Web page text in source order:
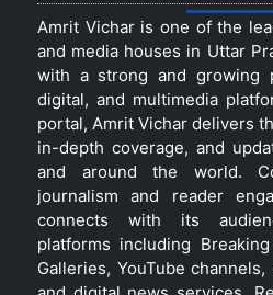
Amrit Vichar is one of the
and media houses in Uttar
with a strong and growing
digital, and multimedia
portal, Amrit Vichar delivers
in-depth coverage, and
and around the world.
journalism and reader
connects with its
platforms including
Galleries, YouTube